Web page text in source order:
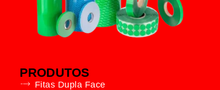
PRODUTOS
Fitas Dupla Face